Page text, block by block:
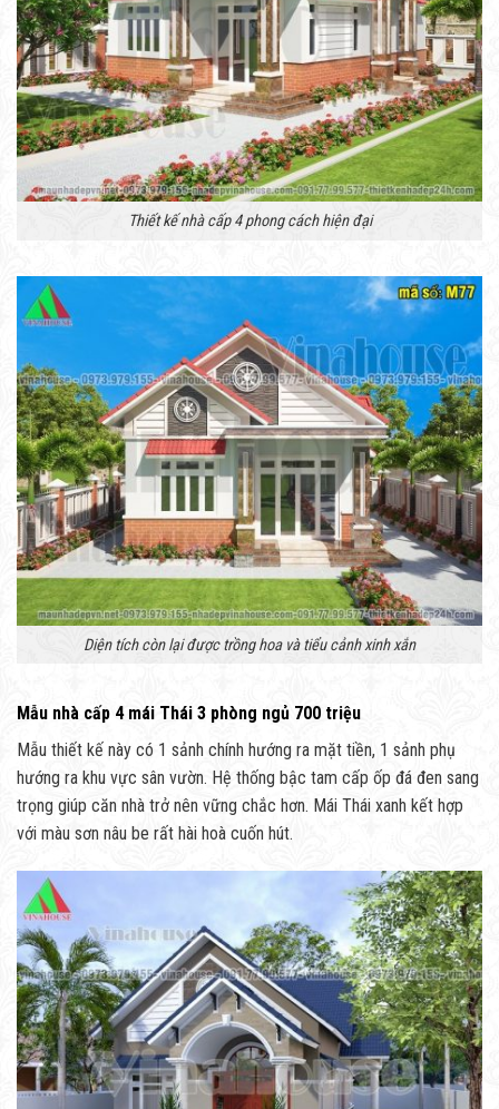
Thiết kế nhà cấp 4 phong cách hiện đại
Diện tích còn lại được trồng hoa và tiểu cảnh xinh xắn
Mẫu nhà cấp 4 mái Thái 3 phòng ngủ 700 triệu
Mẫu thiết kế này có 1 sảnh chính hướng ra mặt tiền, 1 sảnh phụ
hướng ra khu vực sân vườn. Hệ thống bậc tam cấp ốp đá đen sang
trọng giúp căn nhà trở nên vững chắc hơn. Mái Thái xanh kết hợp
với màu sơn nâu be rất hài hoà cuốn hút.